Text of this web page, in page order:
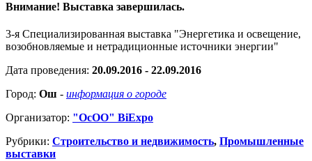
Внимание! Выставка завершилась.
3-я Специализированная выставка "Энергетика и освещение,
возобновляемые и нетрадиционные источники энергии"
Дата проведения: 20.09.2016 - 22.09.2016
Город: Ош - информация о городе
Организатор: "ОсОО" BiExpo
Рубрики: Строительство и недвижимость, Промышленные
выставки